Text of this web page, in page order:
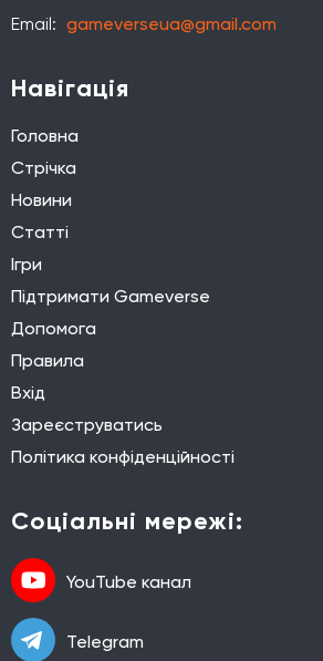
Email: gameverseua@gmail.com
Навігація
Головна
Стрічка
Новини
Статті
Ігри
Підтримати Gameverse
Допомога
Правила
Вхід
Зареєструватись
Політика конфіденційності
Соціальні мережі:
YouTube канал
Telegram